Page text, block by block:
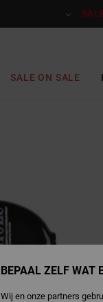
SALE ON SALE
BEPAAL ZELF WAT
Wij en onze partners